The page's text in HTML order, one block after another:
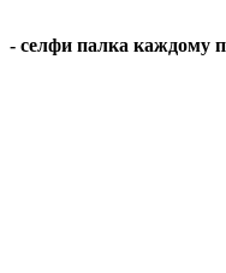
- селфи палка каждому